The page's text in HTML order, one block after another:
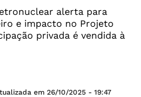
alerta para
e impacto no Projeto
privada é vendida à
em 26/10/2025 - 19:47